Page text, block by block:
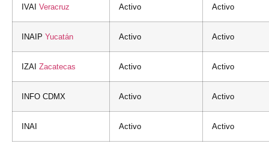
IVAI Veracruz Activo Activo
INAIP Yucatán Activo Activo
IZAI Zacatecas Activo Activo
INFO CDMX Activo Activo
INAI Activo Activo